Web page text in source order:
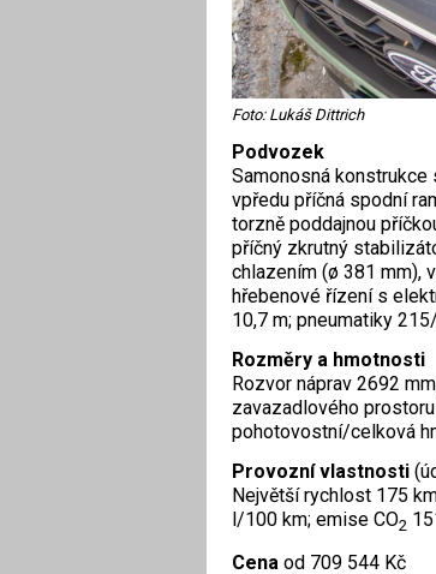
Foto: Lukáš Dittrich
Podvozek
Samonosná konstrukce
vpředu příčná spodní
torzně poddajnou
příčný zkrutný
chlazením (ø 381 mm),
hřebenové řízení s
10,7 m; pneumatiky
Rozměry a hmotnosti
Rozvor náprav 2692
zavazadlového
pohotovostní/celková
Provozní vlastnosti
Největší rychlost 175
l/100 km; emise CO2
Cena od 709 544 Kč